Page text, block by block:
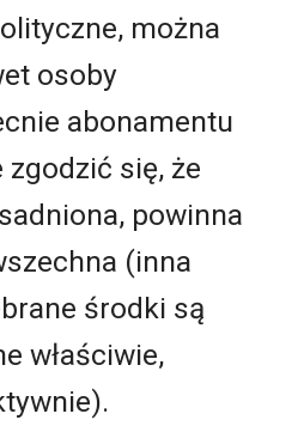
można
osoby
abonamentu
zgodzić się, że
powinna
(inna
środki są
właściwie,